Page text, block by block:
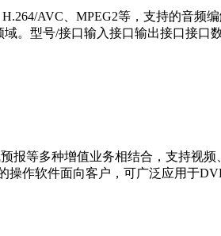
AVC、MPEG2等，支持的音
型号/接口输入接口输出接口接口
报等多种增值业务相结合，支持视
作软件面向客户，可广泛应用于